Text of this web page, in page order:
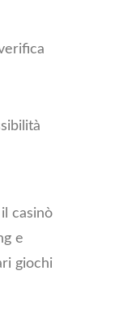
casinò
e
giochi